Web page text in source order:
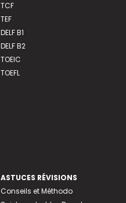
TCF
TEF
DELF B1
DELF B2
TOEIC
TOEFL
ASTUCES RÉVISIONS
Conseils et Méthodo